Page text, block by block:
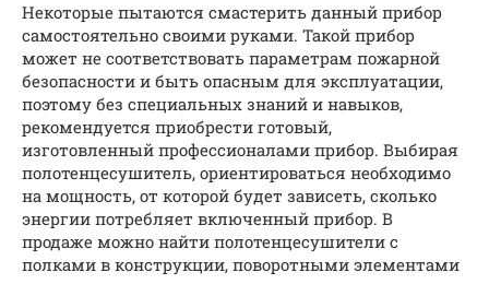
Некоторые пытаются смастерить данный прибор
самостоятельно своими руками. Такой прибор
может не соответствовать параметрам пожарной
безопасности и быть опасным для эксплуатации,
поэтому без специальных знаний и навыков,
рекомендуется приобрести готовый,
изготовленный профессионалами прибор. Выбирая
полотенцесушитель, ориентироваться необходимо
на мощность, от которой будет зависеть, сколько
энергии потребляет включенный прибор. В
продаже можно найти полотенцесушители с
полками в конструкции, поворотными элементами